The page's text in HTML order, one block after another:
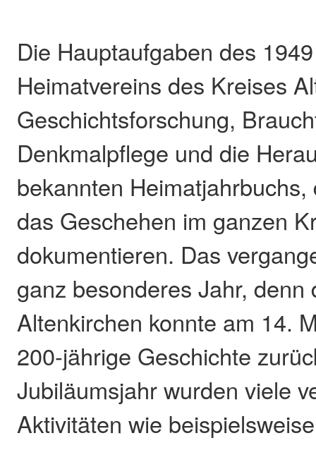
Die Hauptaufgaben des
Heimatvereins des Kreises
Geschichtsforschung,
Denkmalpflege und die
bekannten
das Geschehen im ganzen
dokumentieren. Das
ganz besonderes Jahr, denn
Altenkirchen konnte am 14.
200-jährige Geschichte
Jubiläumsjahr wurden viele
Aktivitäten wie